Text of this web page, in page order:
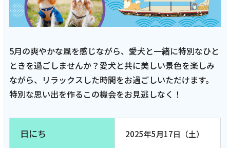
5月の爽やかな風を感じながら、愛犬と一緒に特別なひと
ときを過ごしませんか？愛犬と共に美しい景色を楽しみ
ながら、リラックスした時間をお過ごしいただけます。
特別な思い出を作るこの機会をお見逃しなく！
日にち 2025年5月17日（土）